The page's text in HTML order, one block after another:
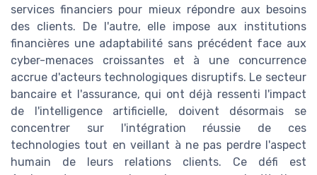
services financiers pour mieux répondre aux besoins
des clients. De l'autre, elle impose aux institutions
financières une adaptabilité sans précédent face aux
cyber-menaces croissantes et à une concurrence
accrue d'acteurs technologiques disruptifs. Le secteur
bancaire et l'assurance, qui ont déjà ressenti l'impact
de l'intelligence artificielle, doivent désormais se
concentrer sur l'intégration réussie de ces
technologies tout en veillant à ne pas perdre l'aspect
humain de leurs relations clients. Ce défi est